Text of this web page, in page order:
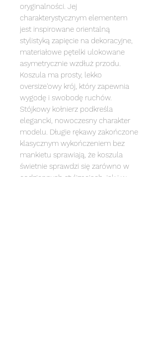
oryginalności. Jej
charakterystycznym elementem
jest inspirowane orientalną
stylistyką zapięcie na dekoracyjne,
materiałowe pętelki ulokowane
asymetrycznie wzdłuż przodu.
Koszula ma prosty, lekko
oversize'owy krój, który zapewnia
wygodę i swobodę ruchów.
Stójkowy kołnierz podkreśla
elegancki, nowoczesny charakter
modelu. Długie rękawy zakończone
klasycznym wykończeniem bez
mankietu sprawiają, że koszula
świetnie sprawdzi się zarówno w
codziennych stylizacjach, jak i w